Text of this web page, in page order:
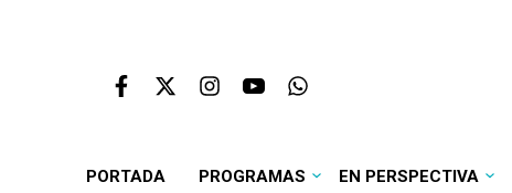
PORTADA PROGRAMAS EN PERSPECTIVA